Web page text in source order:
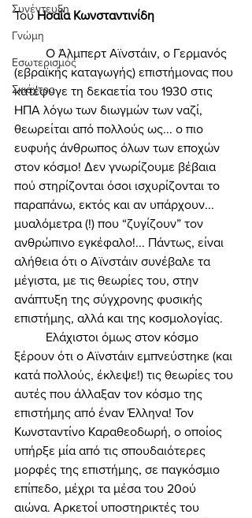
Συνέντευξη
Γνώμη
Εσωτερισμός
Σκιάχτρο
Του Ησαΐα Κωνσταντινίδη
(εβραϊκής καταγωγής) επιστήμονας που
κατέφυγε τη δεκαετία του 1930 στις
ΗΠΑ λόγω των διωγμών των ναζί,
θεωρείται από πολλούς ως... ο πιο
ευφυής άνθρωπος όλων των εποχών
στον κόσμο! Δεν γνωρίζουμε βέβαια
πού στηρίζονται όσοι ισχυρίζονται το
παραπάνω, εκτός και αν υπάρχουν...
μυαλόμετρα (!) που “ζυγίζουν” τον
ανθρώπινο εγκέφαλο!... Πάντως, είναι
αλήθεια ότι ο Αϊνστάιν συνέβαλε τα
μέγιστα, με τις θεωρίες του, στην
ανάπτυξη της σύγχρονης φυσικής
επιστήμης, αλλά και της κοσμολογίας.
ξέρουν ότι ο Αϊνστάιν εμπνεύστηκε (και
κατά πολλούς, έκλεψε!) τις θεωρίες του
αυτές που άλλαξαν τον κόσμο της
επιστήμης από έναν Έλληνα! Τον
Κωνσταντίνο Καραθεοδωρή, ο οποίος
υπήρξε μία από τις σπουδαιότερες
μορφές της επιστήμης, σε παγκόσμιο
επίπεδο, μέχρι τα μέσα του 20ού
αιώνα. Αρκετοί υποστηρικτές του